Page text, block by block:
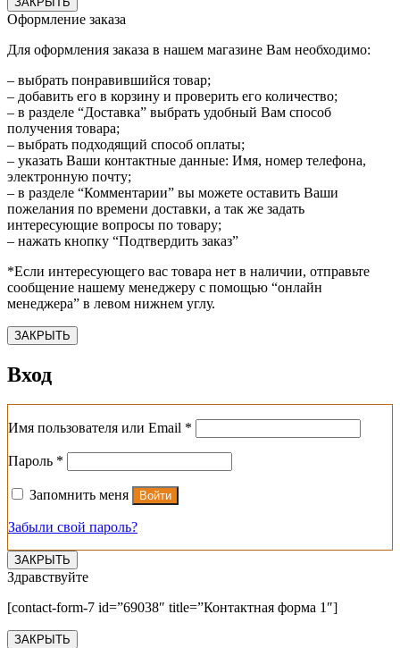
Оформление заказа
Для оформления заказа в нашем магазине Вам необходимо:
– выбрать понравившийся товар;
– добавить его в корзину и проверить его количество;
– в разделе “Доставка” выбрать удобный Вам способ
получения товара;
– выбрать подходящий способ оплаты;
– указать Ваши контактные данные: Имя, номер телефона,
электронную почту;
– в разделе “Комментарии” вы можете оставить Ваши
пожелания по времени доставки, а так же задать
интересующие вопросы по товару;
– нажать кнопку “Подтвердить заказ”
*Если интересующего вас товара нет в наличии, отправьте
сообщение нашему менеджеру с помощью “онлайн
менеджера” в левом нижнем углу.
ЗАКРЫТЬ
Вход
Имя пользователя или Email *
Пароль *
Запомнить меня Войти
Забыли свой пароль?
ЗАКРЫТЬ
Здравствуйте
[contact-form-7 id=”69038″ title=”Контактная форма 1″]
ЗАКРЫТЬ